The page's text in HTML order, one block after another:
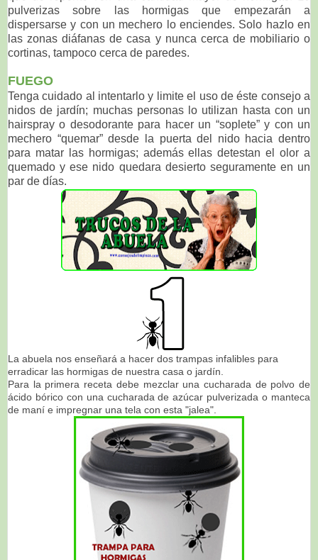
pulverizas sobre las hormigas que empezarán a
dispersarse y con un mechero lo enciendes. Solo hazlo en
las zonas diáfanas de casa y nunca cerca de mobiliario o
cortinas, tampoco cerca de paredes.
FUEGO
Tenga cuidado al intentarlo y limite el uso de éste consejo a
nidos de jardín; muchas personas lo utilizan hasta con un
hairspray o desodorante para hacer un “soplete” y con un
mechero “quemar” desde la puerta del nido hacia dentro
para matar las hormigas; además ellas detestan el olor a
quemado y ese nido quedara desierto seguramente en un
par de días.
La abuela nos enseñará a hacer dos trampas infalibles para
erradicar las hormigas de nuestra casa o jardín.
Para la primera receta debe mezclar una cucharada de polvo de
ácido bórico con una cucharada de azúcar pulverizada o manteca
de maní e impregnar una tela con esta "jalea".